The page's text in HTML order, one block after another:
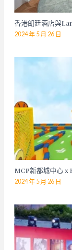
香港朗廷酒店與
2024 年 5 月 26 日
MCP新都城中心 x
2024 年 5 月 26 日